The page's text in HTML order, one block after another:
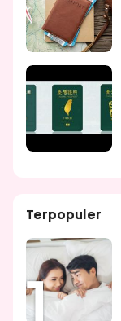
Terpopuler